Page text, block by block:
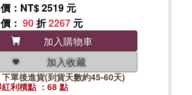
：NT$ 2519 元
： 90折2267 元
加入購物車
加入收藏
單後進貨(到貨天數約45-60天)
利積點 ：68 點